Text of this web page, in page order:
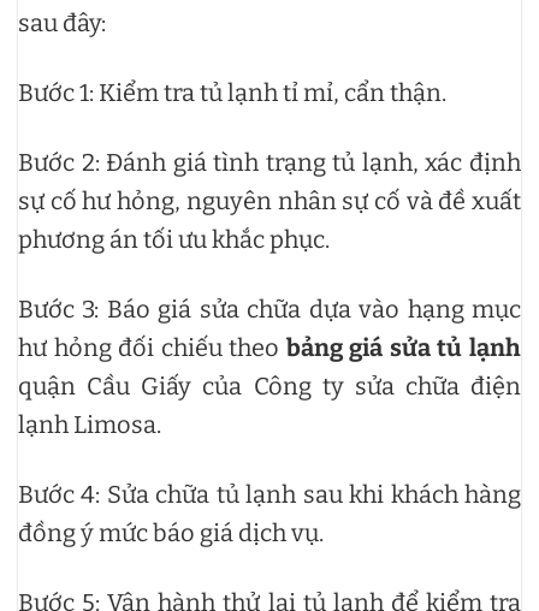
sau đây:
Bước 1: Kiểm tra tủ lạnh tỉ mỉ, cẩn thận.
Bước 2: Đánh giá tình trạng tủ lạnh, xác định
sự cố hư hỏng, nguyên nhân sự cố và đề xuất
phương án tối ưu khắc phục.
Bước 3: Báo giá sửa chữa dựa vào hạng mục
hư hỏng đối chiếu theo bảng giá sửa tủ lạnh
quận Cầu Giấy của Công ty sửa chữa điện
lạnh Limosa.
Bước 4: Sửa chữa tủ lạnh sau khi khách hàng
đồng ý mức báo giá dịch vụ.
Bước 5: Vận hành thử lại tủ lạnh để kiểm tra